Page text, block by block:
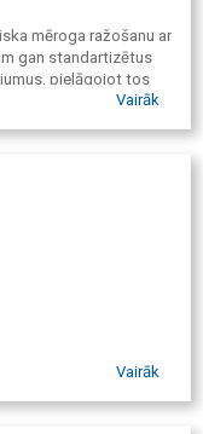
mēroga ražošanu ar
gan standartizētus
pielāgojot tos
bāze un
Baltijā un
posmu – modernus,
industriālos betona
pamats, uz kura šis
gadu pieredzi,
sākas ar
Vairāk
Vairāk